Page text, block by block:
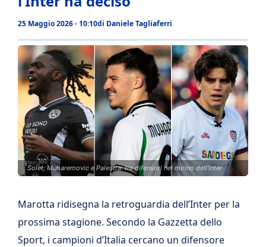
25 Maggio 2026 - 10:10di Daniele Tagliaferri
Solet, Muharemovic e Palestra: tre difensori nel mirino dell'Inter
Marotta ridisegna la retroguardia dell’Inter per la
prossima stagione. Secondo la Gazzetta dello
Sport, i campioni d’Italia cercano un difensore